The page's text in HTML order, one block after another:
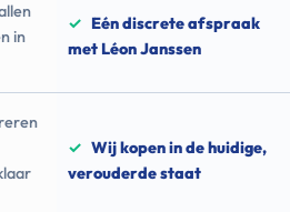
in
✓ Eén discrete afspraak
met Léon Janssen
✓ Wij kopen in de huidige,
verouderde staat